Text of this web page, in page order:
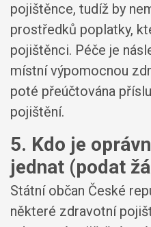
pojištěnce, tudíž by
prostředků poplatky,
pojištěnci. Péče je
místní výpomocnou
poté přeúčtována
pojištění.
5. Kdo je
jednat (podat
Státní občan České
některé zdravotní